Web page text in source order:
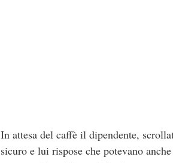
In attesa del caffè il dipendente,
sicuro e lui rispose che potevano